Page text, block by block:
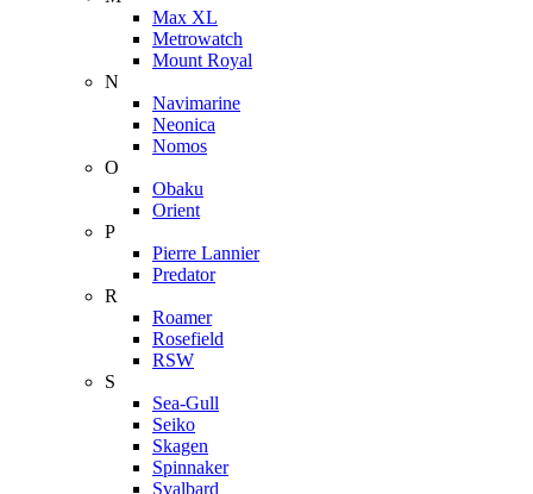
Max XL
Metrowatch
Mount Royal
N
Navimarine
Neonica
Nomos
O
Obaku
Orient
P
Pierre Lannier
Predator
R
Roamer
Rosefield
RSW
S
Sea-Gull
Seiko
Skagen
Spinnaker
Svalbard